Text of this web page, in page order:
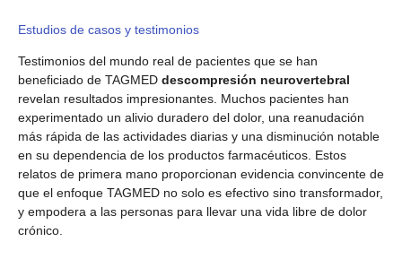
Estudios de casos y testimonios
Testimonios del mundo real de pacientes que se han
beneficiado de TAGMED descompresión neurovertebral
revelan resultados impresionantes. Muchos pacientes han
experimentado un alivio duradero del dolor, una reanudación
más rápida de las actividades diarias y una disminución notable
en su dependencia de los productos farmacéuticos. Estos
relatos de primera mano proporcionan evidencia convincente de
que el enfoque TAGMED no solo es efectivo sino transformador,
y empodera a las personas para llevar una vida libre de dolor
crónico.